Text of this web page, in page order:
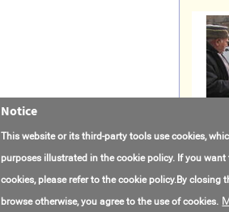
常见问题 关于项目 使用条款
Notice
This website or its third-party tools use cookies,
purposes illustrated in the cookie policy. If you
cookies, please refer to the cookie policy.By
browse otherwise, you agree to the use of cookies.